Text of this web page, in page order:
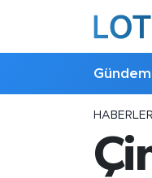
Gündem
HABERLER